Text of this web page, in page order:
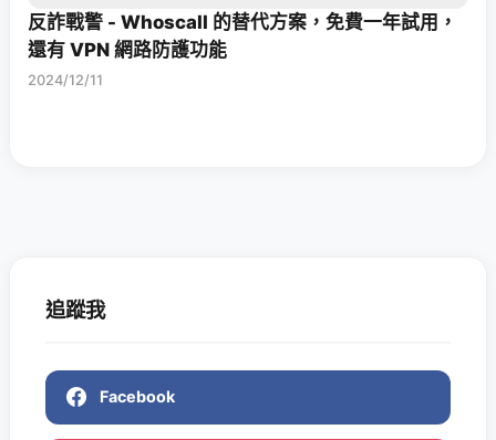
反詐戰警 - Whoscall 的替代方案，免費一年試用，
還有 VPN 網路防護功能
2024/12/11
追蹤我
Facebook